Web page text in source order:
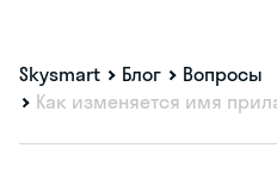
Skysmart Блог
Вопросы
Как изменяется имя